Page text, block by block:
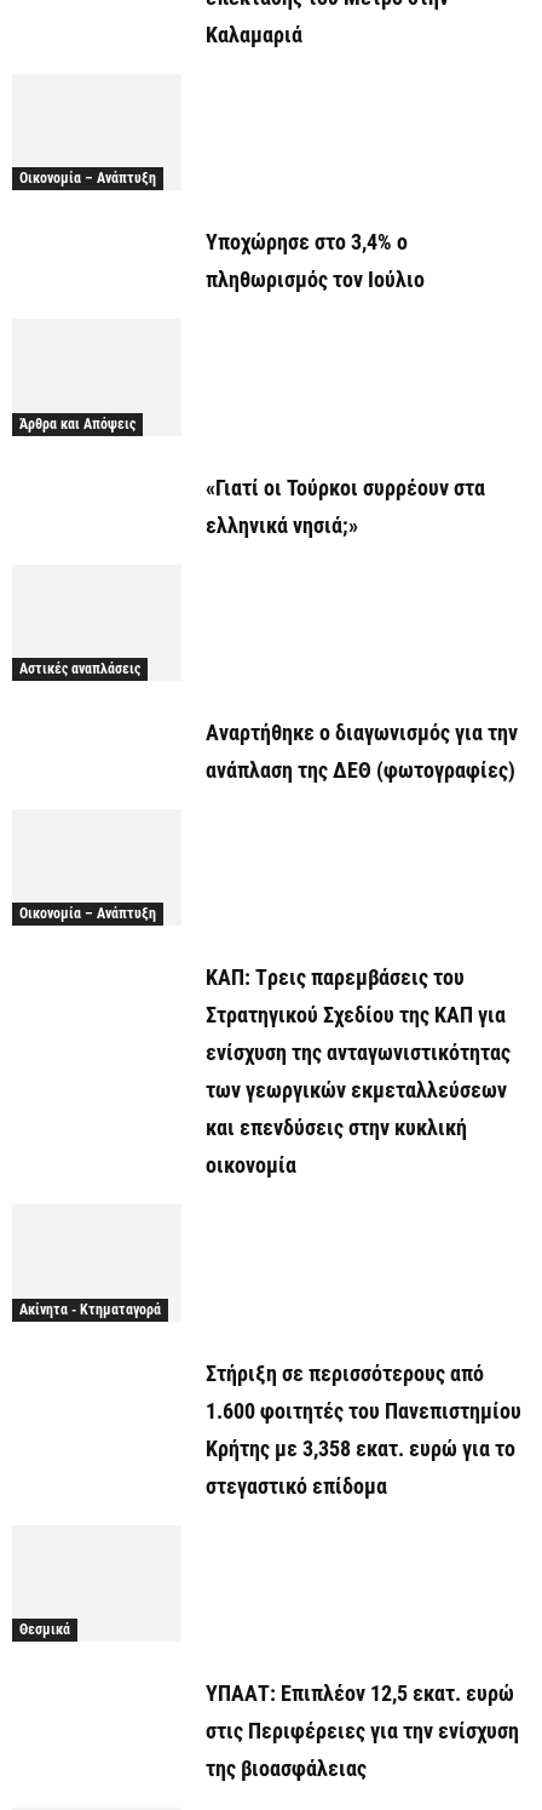
Καλαμαριά
Οικονομία – Ανάπτυξη
Υποχώρησε στο 3,4% ο
πληθωρισμός τον Ιούλιο
Άρθρα και Απόψεις
«Γιατί οι Τούρκοι συρρέουν στα
ελληνικά νησιά;»
Αστικές αναπλάσεις
Αναρτήθηκε o διαγωνισμός για την
ανάπλαση της ΔΕΘ (φωτογραφίες)
Οικονομία – Ανάπτυξη
ΚΑΠ: Tρεις παρεμβάσεις του
Στρατηγικού Σχεδίου της ΚΑΠ για
ενίσχυση της ανταγωνιστικότητας
των γεωργικών εκμεταλλεύσεων
και επενδύσεις στην κυκλική
οικονομία
Ακίνητα - Κτηματαγορά
Στήριξη σε περισσότερους από
1.600 φοιτητές του Πανεπιστημίου
Κρήτης με 3,358 εκατ. ευρώ για το
στεγαστικό επίδομα
Θεσμικά
ΥΠΑΑΤ: Επιπλέον 12,5 εκατ. ευρώ
στις Περιφέρειες για την ενίσχυση
της βιοασφάλειας